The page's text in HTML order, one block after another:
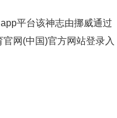
平台该神志由挪威通过
网(中国)官方网站登录入